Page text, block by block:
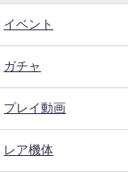
イベント
ガチャ
プレイ動画
レア機体